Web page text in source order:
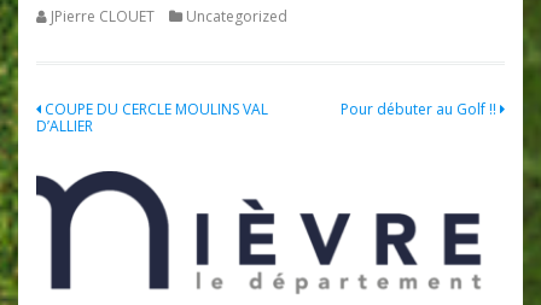
JPierre CLOUET Uncategorized
Navigation
l’article
COUPE DU CERCLE MOULINS VAL
D’ALLIER
Pour débuter au Golf !!